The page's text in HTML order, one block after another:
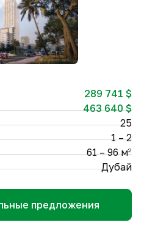
289 741 $
463 640 $
25
1 – 2
61 – 96 м2
Дубай
предложения